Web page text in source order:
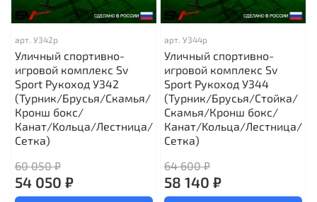
арт. У342р
Уличный спортивно-
игровой комплекс Sv
Sport Рукоход У342
(Турник/Брусья/Скамья/
Кронш бокс/
Канат/Kольца/Лестница/
Сетка)
60 050 ₽
54 050 ₽
арт. У344р
Уличный спортивно-
игровой комплекс Sv
Sport Рукоход У344
(Турник/Брусья/Стойка/
Скамья/Кронш бокс/
Канат/Kольца/Лестница/
Сетка)
64 600 ₽
58 140 ₽